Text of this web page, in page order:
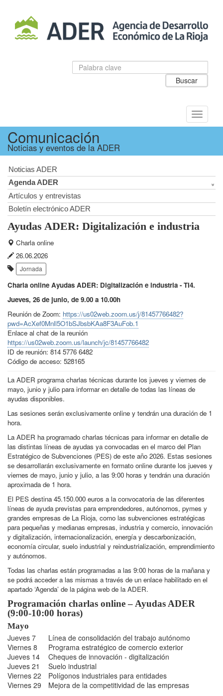
Salto
al
contenido
Datos
para
Introduzca
el
Buscar
Alternar
Comunicación
Noticias y eventos de la ADER
Noticias ADER
Agenda ADER
Artículos y entrevistas
Boletín electrónico ADER
Ayudas ADER: Digitalización e industria
Lugar
del
evento:
Charla online
Fecha
de
publicación:
26.06.2026
Etiquetas:
Jornada
Charla online Ayudas ADER: Digitalización e industria - TI4.
Jueves, 26 de junio, de 9.00 a 10.00h
Reunión de Zoom: https://us02web.zoom.us/j/81457766482?
pwd=AcXef0Mnll5O1bSJbsbKAa8F3AuFob.1
Enlace al chat de la reunión
https://us02web.zoom.us/launch/jc/81457766482
ID de reunión: 814 5776 6482
Código de acceso: 528165
La ADER programa charlas técnicas durante los jueves y viernes de
mayo, junio y julio para informar en detalle de todas las líneas de
ayudas disponibles.
Las sesiones serán exclusivamente online y tendrán una duración de 1
hora.
La ADER ha programado charlas técnicas para informar en detalle de
las distintas líneas de ayudas ya convocadas en el marco del Plan
Estratégico de Subvenciones (PES) de este año 2026. Estas sesiones
se desarrollarán exclusivamente en formato online durante los jueves y
viernes de mayo, junio y julio, a las 9:00 horas y tendrán una duración
aproximada de 1 hora.
El PES destina 45.150.000 euros a la convocatoria de las diferentes
líneas de ayuda previstas para emprendedores, autónomos, pymes y
grandes empresas de La Rioja, como las subvenciones estratégicas
para pequeñas y medianas empresas, industria y comercio, innovación
y digitalización, internacionalización, energía y descarbonización,
economía circular, suelo industrial y reindustrialización, emprendimiento
y autónomos.
Todas las charlas están programadas a las 9:00 horas de la mañana y
se podrá acceder a las mismas a través de un enlace habilitado en el
apartado ‘Agenda’ de la página web de la ADER.
Programación charlas online – Ayudas ADER
(9:00-10:00 horas)
Mayo
Jueves 7
Línea de consolidación del trabajo autónomo
Viernes 8
Programa estratégico de comercio exterior
Jueves 14
Cheques de innovación - digitalización
Jueves 21
Suelo industrial
Viernes 22
Polígonos industriales para entidades
Viernes 29
Mejora de la competitividad de las empresas